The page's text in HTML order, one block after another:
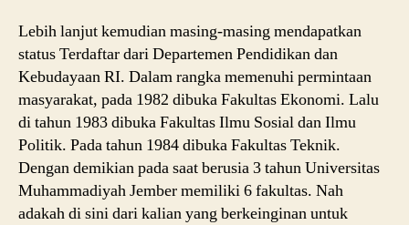
Lebih lanjut kemudian masing-masing mendapatkan
status Terdaftar dari Departemen Pendidikan dan
Kebudayaan RI. Dalam rangka memenuhi permintaan
masyarakat, pada 1982 dibuka Fakultas Ekonomi. Lalu
di tahun 1983 dibuka Fakultas Ilmu Sosial dan Ilmu
Politik. Pada tahun 1984 dibuka Fakultas Teknik.
Dengan demikian pada saat berusia 3 tahun Universitas
Muhammadiyah Jember memiliki 6 fakultas. Nah
adakah di sini dari kalian yang berkeinginan untuk